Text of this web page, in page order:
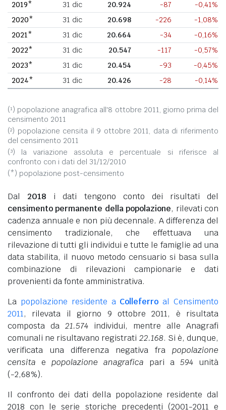
2019*
31 dic 20.924 -87 -0,41%
2020*
31 dic 20.698 -226
-1,08%
2021*
31 dic 20.664 -34
-0,16%
2022*
31 dic 20.547 -117
-0,57%
2023*
31 dic 20.454 -93
-0,45%
2024*
31 dic 20.426 -28 -0,14%
(¹) popolazione anagrafica all'8 ottobre 2011, giorno prima del
censimento 2011
(²) popolazione censita il 9 ottobre 2011, data di riferimento
del censimento 2011
(³) la variazione assoluta e percentuale si riferisce al
confronto con i dati del 31/12/2010
(*) popolazione post-censimento
Dal 2018 i dati tengono conto dei risultati del
censimento permanente della popolazione, rilevati con
cadenza annuale e non più decennale. A differenza del
censimento tradizionale, che effettuava una
rilevazione di tutti gli individui e tutte le famiglie ad una
data stabilita, il nuovo metodo censuario si basa sulla
combinazione di rilevazioni campionarie e dati
provenienti da fonte amministrativa.
La popolazione residente a Colleferro al Censimento
2011, rilevata il giorno 9 ottobre 2011, è risultata
composta da 21.574 individui, mentre alle Anagrafi
comunali ne risultavano registrati 22.168. Si è, dunque,
verificata una differenza negativa fra popolazione
censita e popolazione anagrafica pari a 594 unità
(-2,68%).
Il confronto dei dati della popolazione residente dal
2018 con le serie storiche precedenti (2001-2011 e